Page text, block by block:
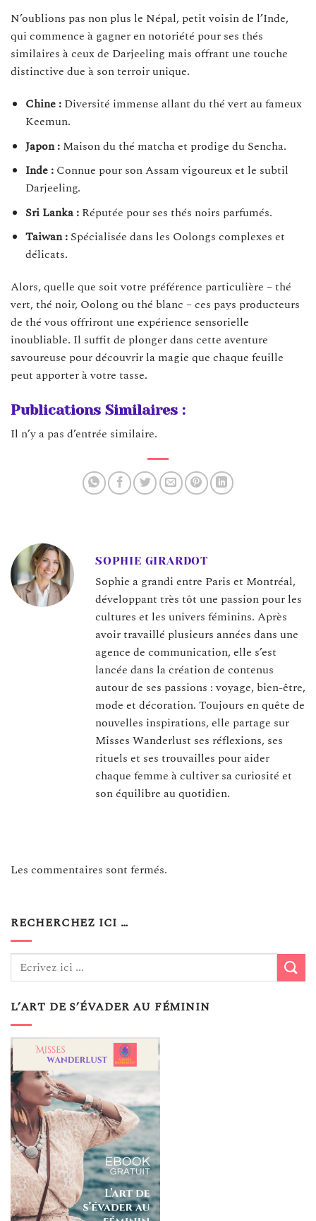
N’oublions pas non plus le Népal, petit voisin de l’Inde,
qui commence à gagner en notoriété pour ses thés
similaires à ceux de Darjeeling mais offrant une touche
distinctive due à son terroir unique.
Chine :Diversité immense allant du thé vert au fameux
Keemun.
Japon :Maison du thé matcha et prodige du Sencha.
Inde :Connue pour son Assam vigoureux et le subtil
Darjeeling.
Sri Lanka :Réputée pour ses thés noirs parfumés.
Taiwan :Spécialisée dans les Oolongs complexes et
délicats.
Alors, quelle que soit votre préférence particulière – thé
vert, thé noir, Oolong ou thé blanc – ces pays producteurs
de thé vous offriront une expérience sensorielle
inoubliable. Il suffit de plonger dans cette aventure
savoureuse pour découvrir la magie que chaque feuille
peut apporter à votre tasse.
Publications Similaires :
Il n’y a pas d’entrée similaire.
SOPHIE GIRARDOT
Sophie a grandi entre Paris et Montréal,
développant très tôt une passion pour les
cultures et les univers féminins. Après
avoir travaillé plusieurs années dans une
agence de communication, elle s’est
lancée dans la création de contenus
autour de ses passions : voyage, bien-être,
mode et décoration. Toujours en quête de
nouvelles inspirations, elle partage sur
Misses Wanderlust ses réflexions, ses
rituels et ses trouvailles pour aider
chaque femme à cultiver sa curiosité et
son équilibre au quotidien.
Les commentaires sont fermés.
RECHERCHEZ ICI …
L’ART DE S’ÉVADER AU FÉMININ